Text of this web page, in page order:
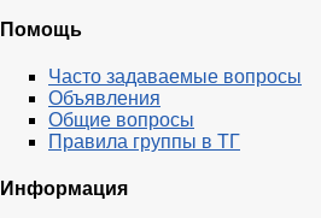
Помощь
Часто задаваемые вопросы
Объявления
Общие вопросы
Правила группы в ТГ
Информация